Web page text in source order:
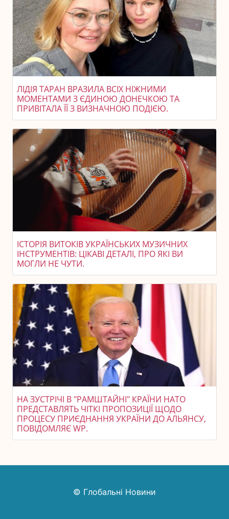
ЛІДІЯ ТАРАН ВРАЗИЛА ВСІХ НІЖНИМИ
МОМЕНТАМИ З ЄДИНОЮ ДОНЕЧКОЮ ТА
ПРИВІТАЛА ЇЇ З ВИЗНАЧНОЮ ПОДІЄЮ.
ІСТОРІЯ ВИТОКІВ УКРАЇНСЬКИХ МУЗИЧНИХ
ІНСТРУМЕНТІВ: ЦІКАВІ ДЕТАЛІ, ПРО ЯКІ ВИ
МОГЛИ НЕ ЧУТИ.
НА ЗУСТРІЧІ В "РАМШТАЙНІ" КРАЇНИ НАТО
ПРЕДСТАВЛЯТЬ ЧІТКІ ПРОПОЗИЦІЇ ЩОДО
ПРОЦЕСУ ПРИЄДНАННЯ УКРАЇНИ ДО АЛЬЯНСУ,
ПОВІДОМЛЯЄ WP.
© Глобальні Новини